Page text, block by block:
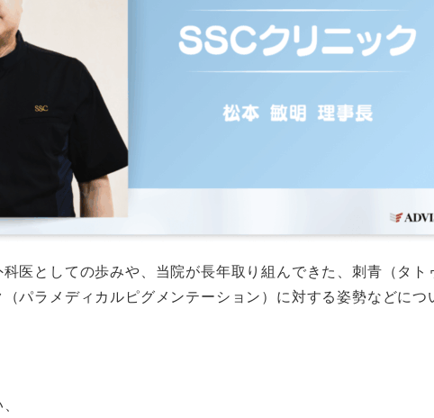
医としての歩みや、当院が長年取り組んできた、刺青（タ
パラメディカルピグメンテーション）に対する姿勢などにつ